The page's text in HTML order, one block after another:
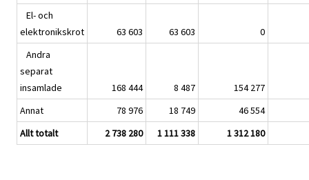
El- och
elektronikskrot
63 603 63 603
0
Andra
separat
insamlade
168 444 8 487
154 277
Annat
78 976 18 749
46 554
Allt totalt
2 738 280 1 111 338 1 312 180